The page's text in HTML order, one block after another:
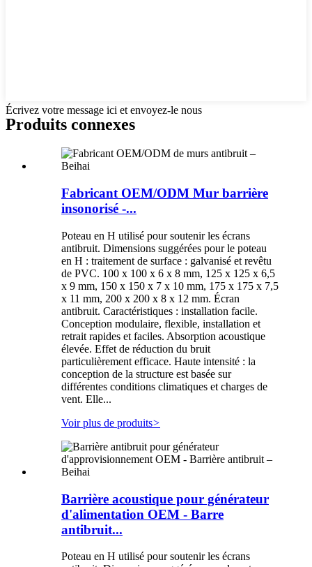
Écrivez votre message ici et envoyez-le nous
Produits connexes
Fabricant OEM/ODM Mur barrière
insonorisé -...
Poteau en H utilisé pour soutenir les écrans
antibruit. Dimensions suggérées pour le poteau
en H : traitement de surface : galvanisé et revêtu
de PVC. 100 x 100 x 6 x 8 mm, 125 x 125 x 6,5
x 9 mm, 150 x 150 x 7 x 10 mm, 175 x 175 x 7,5
x 11 mm, 200 x 200 x 8 x 12 mm. Écran
antibruit. Caractéristiques : installation facile.
Conception modulaire, flexible, installation et
retrait rapides et faciles. Absorption acoustique
élevée. Effet de réduction du bruit
particulièrement efficace. Haute intensité : la
conception de la structure est basée sur
différentes conditions climatiques et charges de
vent. Elle...
Voir plus de produits>
Barrière acoustique pour générateur
d'alimentation OEM - Barre
antibruit...
Poteau en H utilisé pour soutenir les écrans